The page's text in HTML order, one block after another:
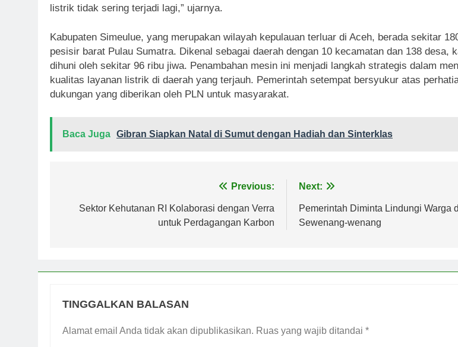
listrik tidak sering terjadi lagi,” ujarnya.
Kabupaten Simeulue, yang merupakan wilayah kepulauan terluar di Aceh, berada sekitar
pesisir barat Pulau Sumatra. Dikenal sebagai daerah dengan 10 kecamatan dan 138 desa,
dihuni oleh sekitar 96 ribu jiwa. Penambahan mesin ini menjadi langkah strategis dalam
kualitas layanan listrik di daerah yang terjauh. Pemerintah setempat bersyukur atas
dukungan yang diberikan oleh PLN untuk masyarakat.
Baca Juga Gibran Siapkan Natal di Sumut dengan Hadiah dan Sinterklas
pos
Previous:
Sektor Kehutanan RI Kolaborasi dengan Verra
untuk Perdagangan Karbon
Next:
Pemerintah Diminta Lindungi Warga
Sewenang-wenang
TINGGALKAN BALASAN
Alamat email Anda tidak akan dipublikasikan. Ruas yang wajib ditandai *